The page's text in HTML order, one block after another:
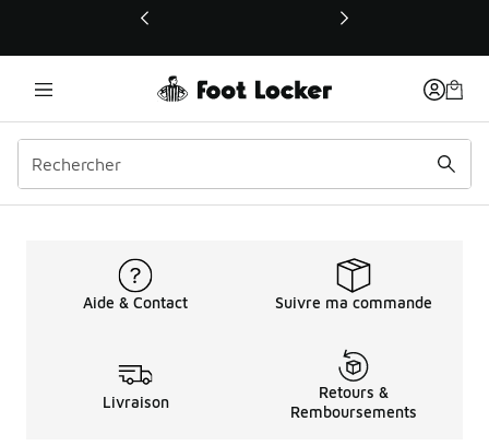
Ce lien ouvrira une nouvelle fenêtre
Chaussures de Loisirs
Aide & Contact Suivre ma commande
Livraison
Retours &
Remboursements